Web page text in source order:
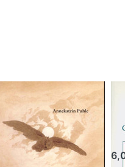
Mit Goethe
durch die
Welt der
Geister